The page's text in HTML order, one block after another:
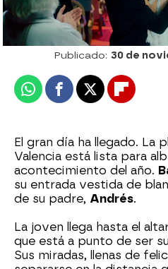
Celia Gil
Publicado: 30 de
WhatsappFacebook
X
El gran día ha llegado. La
Valencia está lista para
acontecimiento del año.
su entrada vestida de
de su padre, Andrés.
La joven llega hasta el
que está a punto de ser
Sus miradas, llenas de